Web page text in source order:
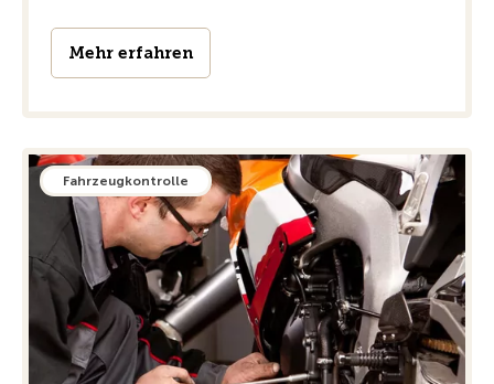
Mehr erfahren
Fahrzeugkontrolle